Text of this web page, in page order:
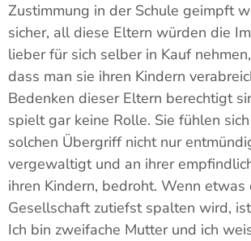
Zustimmung in der Schule geimpft
sicher, all diese Eltern würden die
lieber für sich selber in Kauf
dass man sie ihren Kindern
Bedenken dieser Eltern berechtigt
spielt gar keine Rolle. Sie fühlen
solchen Übergriff nicht nur
vergewaltigt und an ihrer
ihren Kindern, bedroht. Wenn etwas
Gesellschaft zutiefst spalten wird,
Ich bin zweifache Mutter und ich